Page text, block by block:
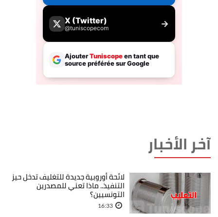
آخر الأخبار
لائحة أوروبية جديدة للتغليف تدخل حيز
التنفيذ.. ماذا تعني للمصدرين
التونسيين؟
16:33